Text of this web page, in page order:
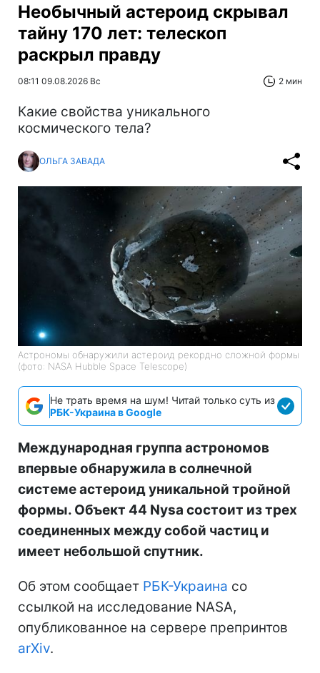
Необычный астероид скрывал
тайну 170 лет: телескоп
раскрыл правду
08:11 09.08.2026 Вс 2 мин
Какие свойства уникального
космического тела?
ОЛЬГА ЗАВАДА
Астрономы обнаружили астероид рекордно сложной формы
(фото: NASA Hubble Space Telescope)
Не трать время на шум! Читай только суть из
РБК-Украина в Google
Международная группа астрономов
впервые обнаружила в солнечной
системе астероид уникальной тройной
формы. Объект 44 Nysa состоит из трех
соединенных между собой частиц и
имеет небольшой спутник.
Об этом сообщает РБК-Украина со
ссылкой на исследование NASA,
опубликованное на сервере препринтов
arXiv.